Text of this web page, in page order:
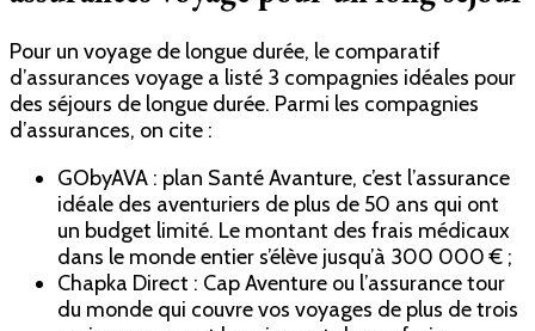
Pour un voyage de longue durée, le comparatif
d’assurances voyage a listé 3 compagnies idéales pour
des séjours de longue durée. Parmi les compagnies
d’assurances, on cite :
GObyAVA : plan Santé Avanture, c’est l’assurance
idéale des aventuriers de plus de 50 ans qui ont
un budget limité. Le montant des frais médicaux
dans le monde entier s’élève jusqu’à 300 000 € ;
Chapka Direct : Cap Aventure ou l’assurance tour
du monde qui couvre vos voyages de plus de trois